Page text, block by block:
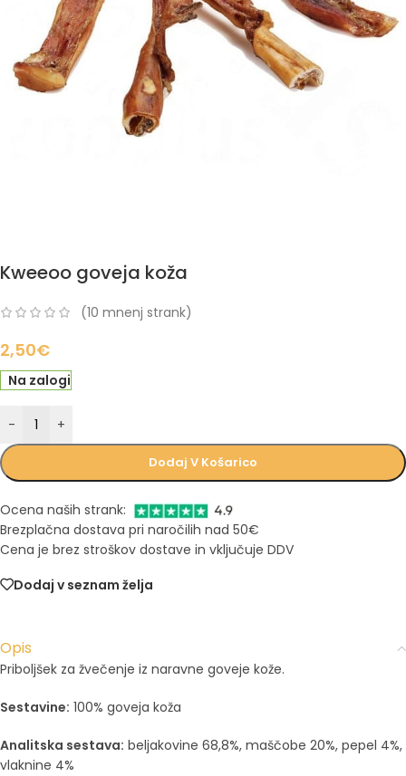
Kweeoo goveja koža
(10 mnenj strank)
2,50€
Na zalogi
- +
Dodaj V Košarico
Ocena naših strank:
Brezplačna dostava pri naročilih nad 50€
Cena je brez stroškov dostave in vključuje DDV
Dodaj v seznam želja
Opis
Priboljšek za žvečenje iz naravne goveje kože.
Sestavine: 100% goveja koža
Analitska sestava: beljakovine 68,8%, maščobe 20%, pepel 4%,
vlaknine 4%